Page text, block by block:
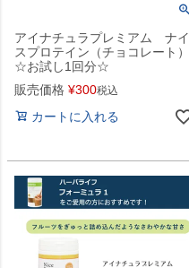
アイナチュラプレミアム ナイ
スプロテイン（チョコレート）
☆お試し1回分☆
販売価格 ¥300税込
カートに入れる